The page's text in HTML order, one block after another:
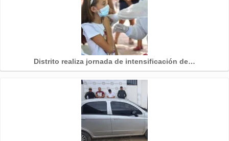
Distrito realiza jornada de intensificación de…